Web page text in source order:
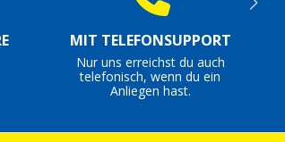
MIT TELEFONSUPPORT
Nur uns erreichst du auch
telefonisch, wenn du ein
Anliegen hast.